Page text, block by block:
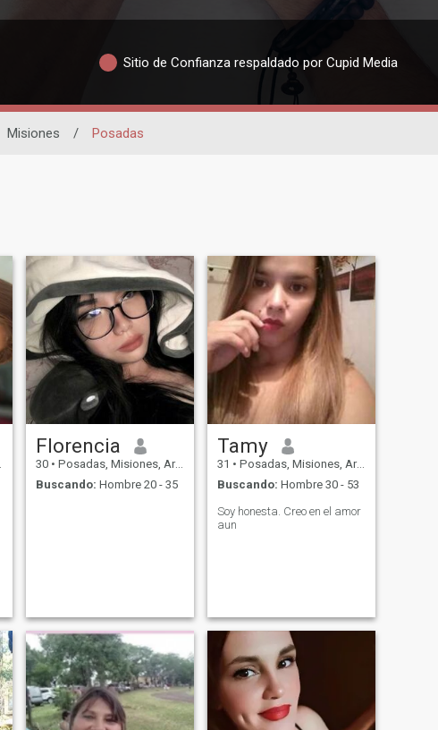
Sitio de Confianza respaldado por Cupid Media
Misiones / Posadas
Florencia
30 • Posadas, Misiones, Argentina
Buscando: Hombre 20 - 35
Tamy
31 • Posadas, Misiones, Argentina
Buscando: Hombre 30 - 53
Soy honesta. Creo en el amor
aun